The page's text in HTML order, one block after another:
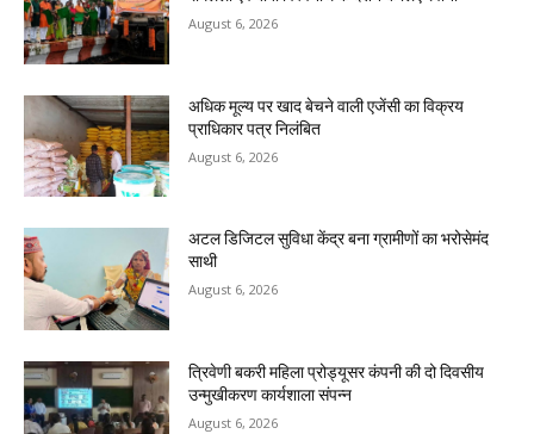
August 6, 2026
अधिक मूल्य पर खाद बेचने वाली एजेंसी का विक्रय
प्राधिकार पत्र निलंबित
August 6, 2026
अटल डिजिटल सुविधा केंद्र बना ग्रामीणों का भरोसेमंद
साथी
August 6, 2026
त्रिवेणी बकरी महिला प्रोड्यूसर कंपनी की दो दिवसीय
उन्मुखीकरण कार्यशाला संपन्न
August 6, 2026